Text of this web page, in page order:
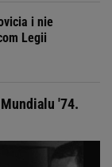
i nie
Legii
'74.